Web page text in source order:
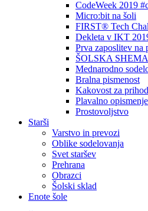
CodeWeek 2019
Micro:bit na šoli
FIRST® Tech
Dekleta v IKT
Prva zaposlitev na
ŠOLSKA SHEMA
Mednarodno
Bralna pismenost
Kakovost za
Plavalno
Prostovoljstvo
Starši
Varstvo in prevozi
Oblike sodelovanja
Svet staršev
Prehrana
Obrazci
Šolski sklad
Enote šole